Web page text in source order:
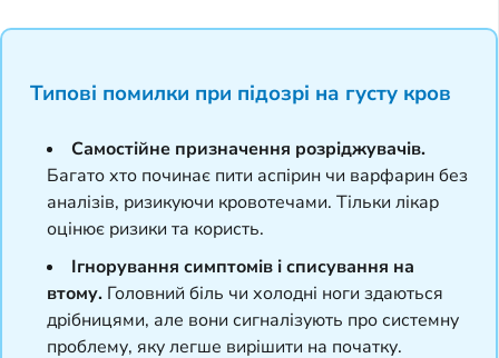
Типові помилки при підозрі на густу кров
Самостійне призначення розріджувачів.
Багато хто починає пити аспірин чи варфарин без
аналізів, ризикуючи кровотечами. Тільки лікар
оцінює ризики та користь.
Ігнорування симптомів і списування на
втому. Головний біль чи холодні ноги здаються
дрібницями, але вони сигналізують про системну
проблему, яку легше вирішити на початку.